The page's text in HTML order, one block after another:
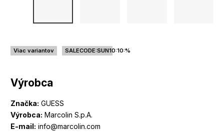
Výrobca
Značka: GUESS
Výrobca: Marcolin S.p.A.
E-mail: info@marcolin.com
Viac variantov SALECODE:SUN10:10:%